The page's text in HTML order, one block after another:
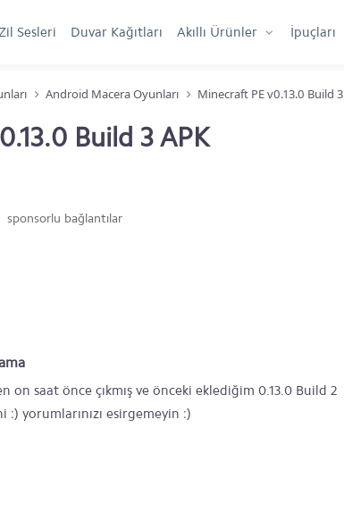
Sesleri Duvar Kağıtları Akıllı Ürünler İpuçları
Android Macera Oyunları Minecraft PE v0.13.0 Build 3
Build 3 APK
sponsorlu bağlantılar
saat önce çıkmış ve önceki eklediğim 0.13.0 Build 2
yorumlarınızı esirgemeyin :)